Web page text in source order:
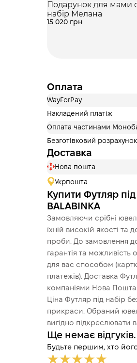
Подарунок для мами
набір Мелана
15 020 грн
Оплата
WayForPay
Накладений платіж
Оплата частинами
Безготівковий розрахунок
Доставка
Нова пошта
Укрпошта
Купити Футляр
BALABINKA
Замовляючи срібні
їхній високій якості та
проби. До замовлення
гарантія та
для вас способом
платежів). Доставка
компаніями Нова Пошта
Ціна Футляр під набір
прикраси. Обраний
вигідно підкреслювати
Ще немає відгуків.
Будьте першим, хто